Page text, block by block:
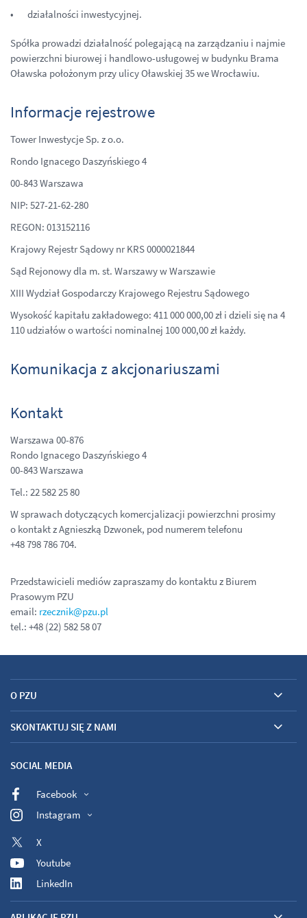
działalności inwestycyjnej.
Spółka prowadzi działalność polegającą na zarządzaniu i najmie
powierzchni biurowej i handlowo-usługowej w budynku Brama
Oławska położonym przy ulicy Oławskiej 35 we Wrocławiu.
Informacje rejestrowe
Tower Inwestycje Sp. z o.o.
Rondo Ignacego Daszyńskiego 4
00-843 Warszawa
NIP: 527-21-62-280
REGON: 013152116
Krajowy Rejestr Sądowy nr KRS 0000021844
Sąd Rejonowy dla m. st. Warszawy w Warszawie
XIII Wydział Gospodarczy Krajowego Rejestru Sądowego
Wysokość kapitału zakładowego: 411 000 000,00 zł i dzieli się na 4
110 udziałów o wartości nominalnej 100 000,00 zł każdy.
Komunikacja z akcjonariuszami
Kontakt
Warszawa 00-876
Rondo Ignacego Daszyńskiego 4
00-843 Warszawa
Tel.: 22 582 25 80
W sprawach dotyczących komercjalizacji powierzchni prosimy
o kontakt z Agnieszką Dzwonek, pod numerem telefonu
+48 798 786 704.
Przedstawicieli mediów zapraszamy do kontaktu z Biurem
Prasowym PZU
email: rzecznik@pzu.pl
tel.: +48 (22) 582 58 07
O PZU
SKONTAKTUJ SIĘ Z NAMI
SOCIAL MEDIA
Facebook
Instagram
X
Youtube
LinkedIn